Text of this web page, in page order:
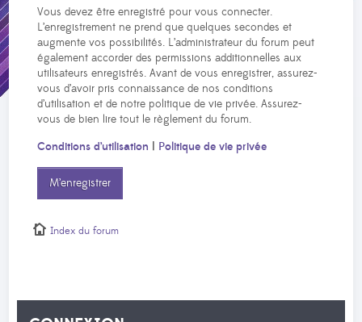
Vous devez être enregistré pour vous connecter.
L’enregistrement ne prend que quelques secondes et
augmente vos possibilités. L’administrateur du forum peut
également accorder des permissions additionnelles aux
utilisateurs enregistrés. Avant de vous enregistrer, assurez-
vous d’avoir pris connaissance de nos conditions
d’utilisation et de notre politique de vie privée. Assurez-
vous de bien lire tout le règlement du forum.
Conditions d’utilisation | Politique de vie privée
M’enregistrer
Index du forum